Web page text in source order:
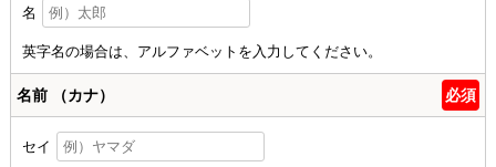
名
英字名の場合は、アルファベットを入力してください。
名前 （カナ） 必須
セイ